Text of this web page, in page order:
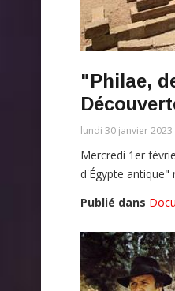
"Philae,
lundi 30 janvier 2023
Mercredi 1er
d'Égypte antique"
Publié dans